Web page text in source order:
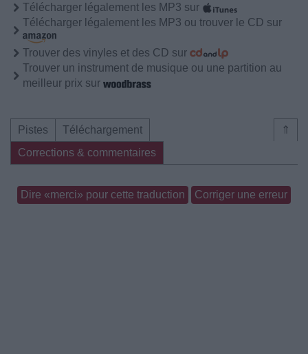
Télécharger légalement les MP3 sur
Télécharger légalement les MP3 ou trouver le CD sur
Trouver des vinyles et des CD sur
Trouver un instrument de musique ou une partition au
meilleur prix sur
⇑
Pistes
Téléchargement
Corrections & commentaires
Dire «merci» pour cette traduction Corriger une erreur